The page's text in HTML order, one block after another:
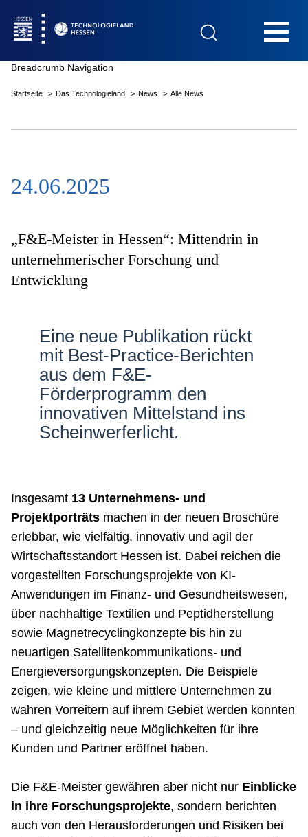
Das Technologieland
Innovationsfelder
Beratung & Förderung
Netzwerke
Breadcrumb Navigation
Startseite Das Technologieland News Alle News
24.06.2025
„F&E-Meister in Hessen“: Mittendrin in
unternehmerischer Forschung und
Entwicklung
Eine neue Publikation rückt
mit Best-Practice-Berichten
aus dem F&E-
Förderprogramm den
innovativen Mittelstand ins
Scheinwerferlicht.
Insgesamt 13 Unternehmens- und
Projektporträtsmachen in der neuen Broschüre
erlebbar, wie vielfältig, innovativ und agil der
Wirtschaftsstandort Hessen ist. Dabei reichen die
vorgestellten Forschungsprojekte von KI-
Anwendungen im Finanz- und Gesundheitswesen,
über nachhaltige Textilien und Peptidherstellung
sowie Magnetrecyclingkonzepte bis hin zu
neuartigen Satellitenkommunikations- und
Energieversorgungskonzepten. Die Beispiele
zeigen, wie kleine und mittlere Unternehmen zu
wahren Vorreitern auf ihrem Gebiet werden konnten
– und gleichzeitig neue Möglichkeiten für ihre
Kunden und Partner eröffnet haben.
Die F&E-Meister gewähren aber nicht nur Einblicke
in ihre Forschungsprojekte, sondern berichten
auch von den Herausforderungen und Risiken bei